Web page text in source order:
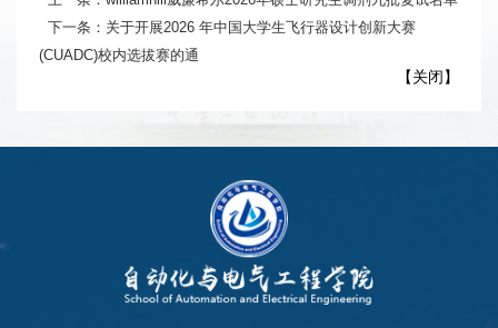
下一条：关于开展2026 年中国大学生飞行器设计创新大赛
(CUADC)校内选拔赛的通
【关闭】